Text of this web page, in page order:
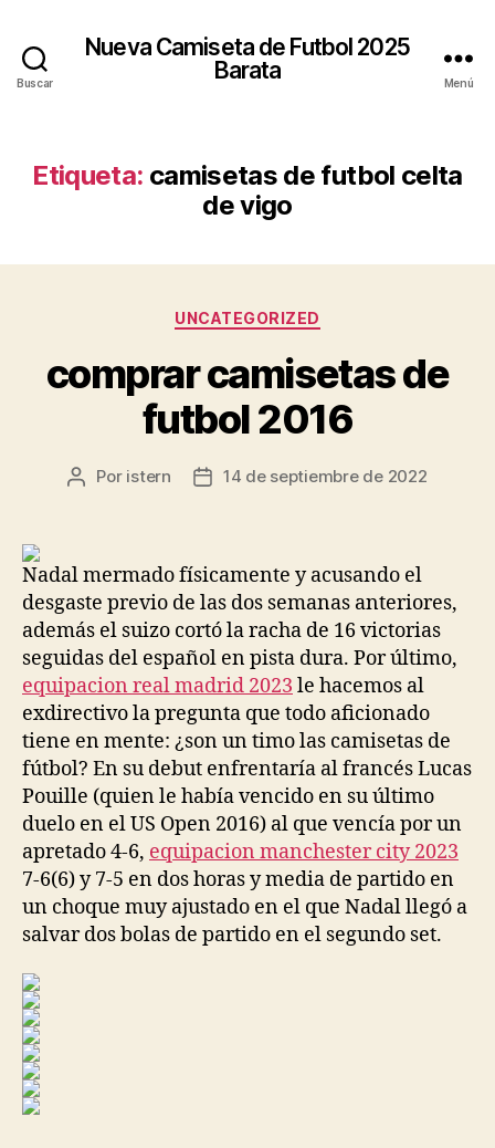
Buscar
Nueva Camiseta de Futbol 2025
Barata
Menú
Etiqueta: camisetas de futbol celta
de vigo
Categorías
UNCATEGORIZED
comprar camisetas de
futbol 2016
Autor
Por istern
Fecha14 de septiembre de 2022
Nadal mermado físicamente y acusando el
desgaste previo de las dos semanas anteriores,
además el suizo cortó la racha de 16 victorias
seguidas del español en pista dura. Por último,
equipacion real madrid 2023 le hacemos al
exdirectivo la pregunta que todo aficionado
tiene en mente: ¿son un timo las camisetas de
fútbol? En su debut enfrentaría al francés Lucas
Pouille (quien le había vencido en su último
duelo en el US Open 2016) al que vencía por un
apretado 4-6, equipacion manchester city 2023
7-6(6) y 7-5 en dos horas y media de partido en
un choque muy ajustado en el que Nadal llegó a
salvar dos bolas de partido en el segundo set.